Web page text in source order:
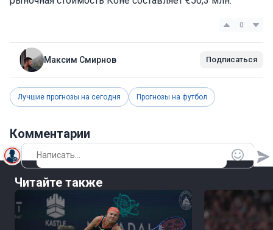
0
Максим Смирнов Подписаться
Лучшие прогнозы на сегодня Прогнозы на футбол
Комментарии
Читайте также